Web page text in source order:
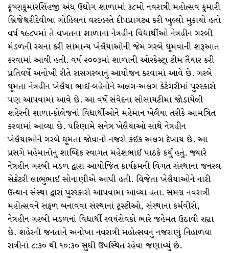
કૃષ્ણકુમારસિંહજી અંધ ઉદ્યોગ શાળામાં ૩૮મો નવરાત્રી મહોત્સવ કુમારી
બ્રિજેશ્વરીદેવીબા ગોહિલનાં વરદહસ્તે દીપપ્રાગટ્ય કરી ખુલ્લો મુકાયો હતો
વર્ષ ૧૯૮૫માં તે વખતના શાળાનાં નેત્રહીન વિદ્યાર્થીઓ નેત્રહીન ગરબી
મંડળની રચના કરી સામાન્ય ખેલૈયાઓની જેમ ગરબે ઘૂમવાની શરૂઆત
કરવામાં આવી હતી. વર્ષ ૨૦૦૩માં શાળાની ઓરકેસ્ટ્રા ટીમ તૈયાર કરી
પ્રતિવર્ષે અનોખી રીતે રાસગરબાનું આયોજન કરવામાં આવે છે. ગરબે
ઘૂમતા નેત્રહીન ખેલૈયા ભાઈ-બહેનોને અલગ-અલગ કેટેગરીમાં પુરસ્કારો
પણ આપવામાં આવે છે. આ વર્ષે સંવેદના સોસાયટીમાં જોડાયેલી
શહેરની શાળા-કોલેજનાં વિદ્યાર્થીઓને મહેમાન ખેલૈયા તરીકે આમંત્રિત
કરવામાં આવ્યા છે. પરિણામે સનેત્ર ખેલૈયાઓ સાથે નેત્રહીન
ખેલૈયાઓને ગરબે ઘૂમતા જોવાનો નજરો કંઈક અલગ દેખાય છે. આ
પ્રસંગે મહેમાનોનું શાબ્દિક સ્વાગત મહેશભાઈ પાઠકે કર્યું હતું. જ્યારે
નેત્રહીન ગરબી મંડળ દ્વારા આયોજિત કાર્યક્રમની વિગત સંસ્થાનાં જનરલ
સેક્રેટરી લાભુભાઈ સોનાણીએ આપી હતી. વિજેતા ખેલૈયાઓને નારી
ઉત્થાન સંસ્થા દ્વારા પુરસ્કારો આપવામાં આવ્યા હતા. સમગ્ર નવરાત્રી
મહોત્સવને સફળ બનાવવા સંસ્થાનાં ટ્રસ્ટીઓ, સંસ્થાનાં કર્મવીરો,
નેત્રહીન ગરબી મંડળનાં વિદ્યાર્થી સ્વયંસેવકો ભારે જહેમત ઉઠાવી રહ્યા
છે. શહેરની જનતાને અનોખા નવરાત્રી મહોત્સવનું નજરાણું નિહાળવા
રાત્રીનાં ૮:૩૦ થી ૧૦:૩૦ સુધી ઉપસ્થિત રહેવા જણાવ્યું છે.